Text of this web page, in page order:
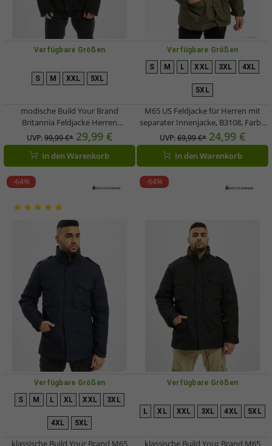
Verfügbare Größen
S M XXL 5XL
modische Build Your Brand
Britannia Feldjacke Herren
Baumwoll-Jacke mit Stehkragen und
Kapuze B3116 Schwarz
UVP:99,99 €* 29,99 €
In den Warenkorb
Verfügbare Größen
S M L XXL 3XL 4XL
5XL
M65 US Feldjacke für Herren mit
separater Innenjacke, B3108, Farbe
Urban Olive
UVP:69,99 €* 24,99 €
In den Warenkorb
-64%
Verfügbare Größen
S M L XL XXL 3XL
4XL 5XL
klassische Build Your Brand M65
-64%
Verfügbare Größen
L XL XXL 3XL 4XL 5XL
klassische Build Your Brand M65